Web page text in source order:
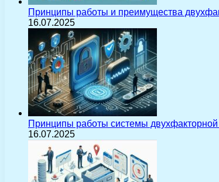
Принципы работы и преимущества
16.07.2025
Принципы работы системы
16.07.2025